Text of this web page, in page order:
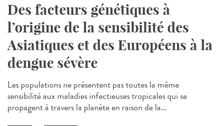
Des facteurs génétiques à
l’origine de la sensibilité des
Asiatiques et des Européens à la
dengue sévère
Les populations ne présentent pas toutes la même
sensibilité aux maladies infectieuses tropicales qui se
propagent à travers la planète en raison de la...